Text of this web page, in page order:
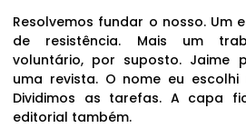
Resolvemos fundar o nosso. Um
de resistência. Mais um
voluntário, por suposto. Jaime
uma revista. O nome eu
Dividimos as tarefas. A capa
editorial também.